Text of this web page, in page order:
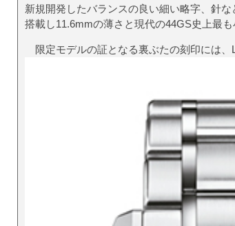
新規開発したバランスの良い細い略字、針
搭載し11.6mmの薄さと現代の44GS史上最
限定モデルの証となる裏ぶたの刻印には、